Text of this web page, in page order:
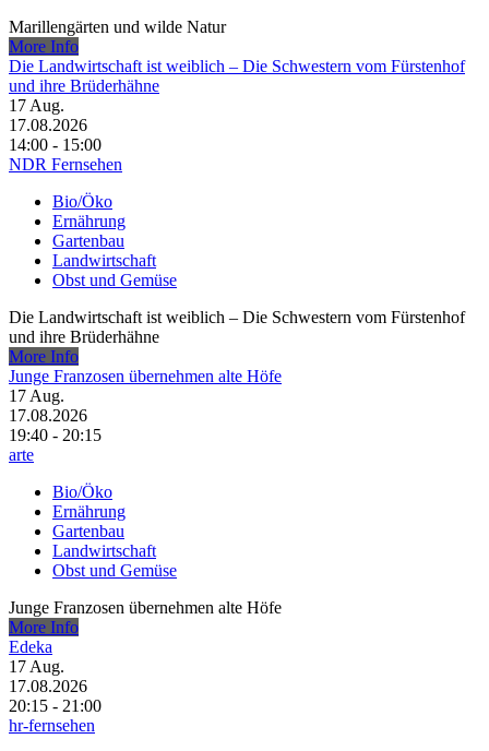
Marillengärten und wilde Natur
More Info
Die Landwirtschaft ist weiblich – Die Schwestern vom Fürstenhof
und ihre Brüderhähne
17 Aug.
17.08.2026
14:00 - 15:00
NDR Fernsehen
Bio/Öko
Ernährung
Gartenbau
Landwirtschaft
Obst und Gemüse
Die Landwirtschaft ist weiblich – Die Schwestern vom Fürstenhof
und ihre Brüderhähne
More Info
Junge Franzosen übernehmen alte Höfe
17 Aug.
17.08.2026
19:40 - 20:15
arte
Bio/Öko
Ernährung
Gartenbau
Landwirtschaft
Obst und Gemüse
Junge Franzosen übernehmen alte Höfe
More Info
Edeka
17 Aug.
17.08.2026
20:15 - 21:00
hr-fernsehen